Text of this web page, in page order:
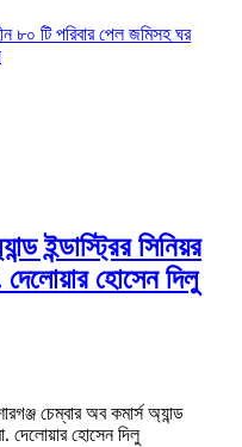
৮০ টি পরিবার পেল জমিসহ ঘর
ইন্ডাস্ট্রির সিনিয়র
দেলোয়ার হোসেন দিলু
চেম্বার অব কমার্স অ্যান্ড
দেলোয়ার হোসেন দিলু